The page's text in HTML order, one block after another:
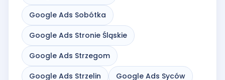
Google Ads Sobótka
Google Ads Stronie Śląskie
Google Ads Strzegom
Google Ads Strzelin Google Ads Syców